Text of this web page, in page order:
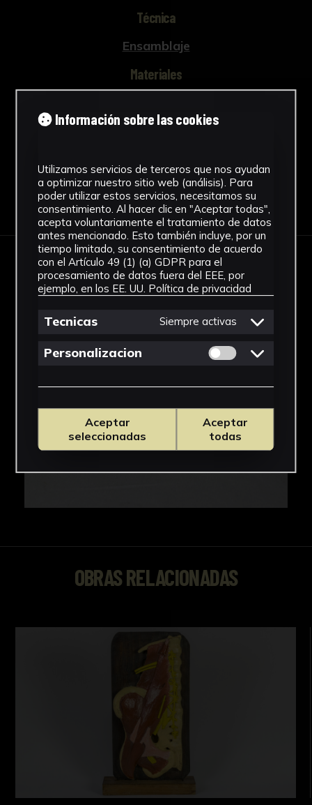
Técnica
Ensamblaje
Materiales
Ver más
Descargar Ficha
IMÁGENES
OBRAS RELACIONADAS
Información sobre las cookies
Utilizamos servicios de terceros que nos ayudan
a optimizar nuestro sitio web (análisis). Para
poder utilizar estos servicios, necesitamos su
consentimiento. Al hacer clic en "Aceptar todas",
acepta voluntariamente el tratamiento de datos
antes mencionado. Esto también incluye, por un
tiempo limitado, su consentimiento de acuerdo
con el Artículo 49 (1) (a) GDPR para el
procesamiento de datos fuera del EEE, por
ejemplo, en los EE. UU. Política de privacidad
Tecnicas Siempre activas
Personalizacion Permitir cookies
Aceptar
seleccionadas
Aceptar
todas